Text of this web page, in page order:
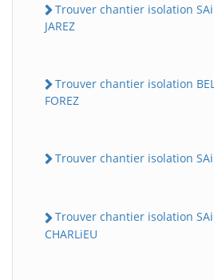
Trouver chantier isolation
JAREZ
Trouver chantier isolation
FOREZ
Trouver chantier isolation
Trouver chantier isolation
CHARLiEU